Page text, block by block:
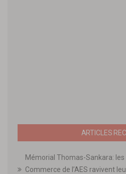
ARTICLES
Mémorial Thomas-Sankara:
Commerce de l’AES ravivent